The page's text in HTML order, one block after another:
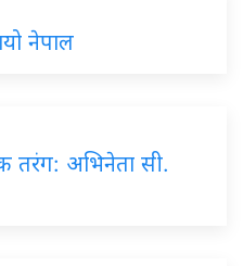
नेपाल
तरंग: अभिनेता सी.